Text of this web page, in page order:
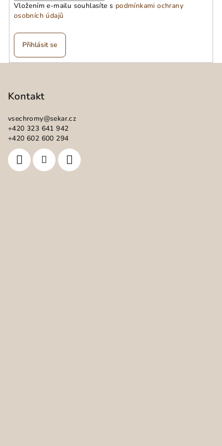
Vložením e-mailu souhlasíte s podmínkami ochrany
osobních údajů
Přihlásit se
Kontakt
vsechromy@sekar.cz
+420 323 641 942
+420 602 600 294